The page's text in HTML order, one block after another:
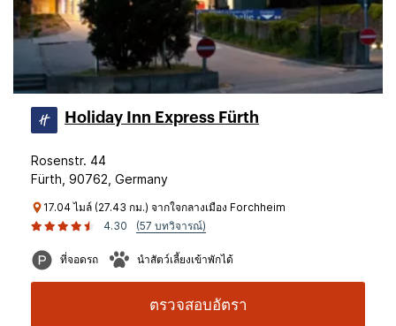
Holiday Inn Express Fürth
Rosenstr. 44
Fürth, 90762, Germany
17.04 ไมล์ (27.43 กม.) จากใจกลางเมือง Forchheim
4.30
(57 บทวิจารณ์)
ที่จอดรถ นำสัตว์เลี้ยงเข้าพักได้
ตรวจสอบอัตรา